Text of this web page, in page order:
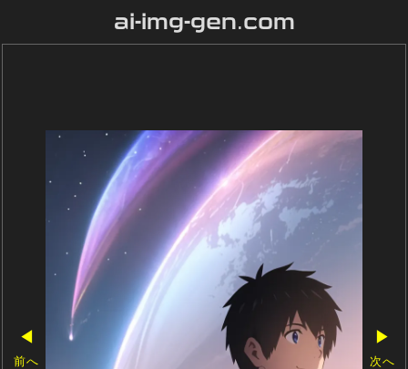
ai-img-gen.com
◀
前へ
▶
次へ